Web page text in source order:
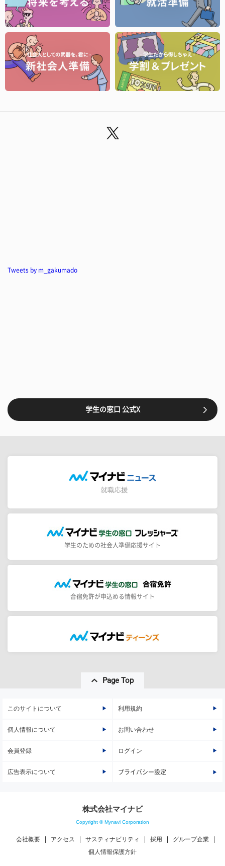
Tweets by m_gakumado
学生の窓口 公式X
学生のための社会人準備応援サイト
合宿免許が申込める情報サイト
Page Top
このサイトについて 利用規約
個人情報について お問い合わせ
会員登録 ログイン
広告表示について プライバシー設定
株式会社マイナビ
Copyright © Mynavi Corporation
会社概要 アクセス サスティナビリティ 採用
グループ企業
個人情報保護方針